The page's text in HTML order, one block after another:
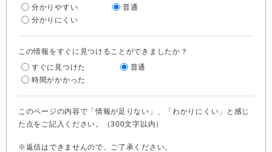
分かりやすい
普通
分かりにくい
この情報をすぐに見つけることができましたか？
すぐに見つけた
普通
時間がかかった
このページの内容で「情報が足りない」、「わかりにくい」と感じ
た点をご記入ください。（300文字以内）
※返信はできませんので、ご了承ください。